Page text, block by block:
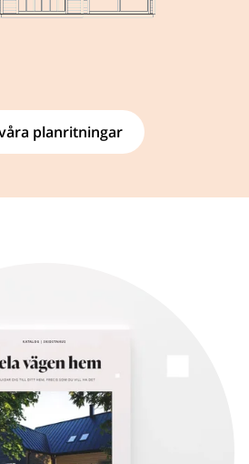
planritningar